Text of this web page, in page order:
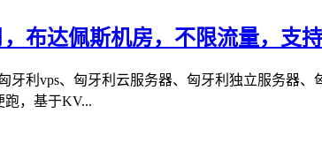
布达佩斯机房，不限流量，支
利vps、匈牙利云服务器、匈牙利独立服务器
跑，基于KV...